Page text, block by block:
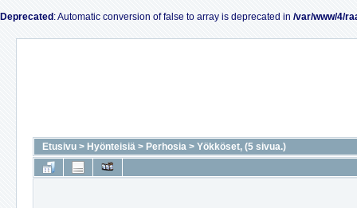
Deprecated : Automatic conversion of false to array is deprecated in /var/www/4/
Etusivu > Hyönteisiä > Perhosia > Yökköset, (5 sivua.)